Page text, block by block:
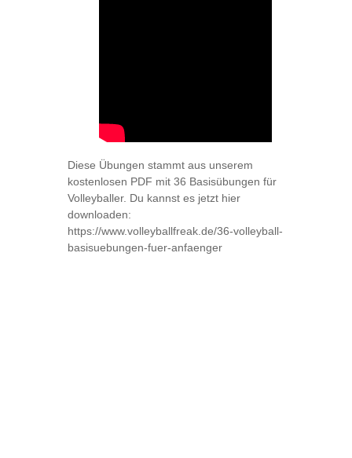
Diese Übungen stammt aus unserem
kostenlosen PDF mit 36 Basisübungen für
Volleyballer. Du kannst es jetzt hier
downloaden:
https://www.volleyballfreak.de/36-volleyball-
basisuebungen-fuer-anfaenger